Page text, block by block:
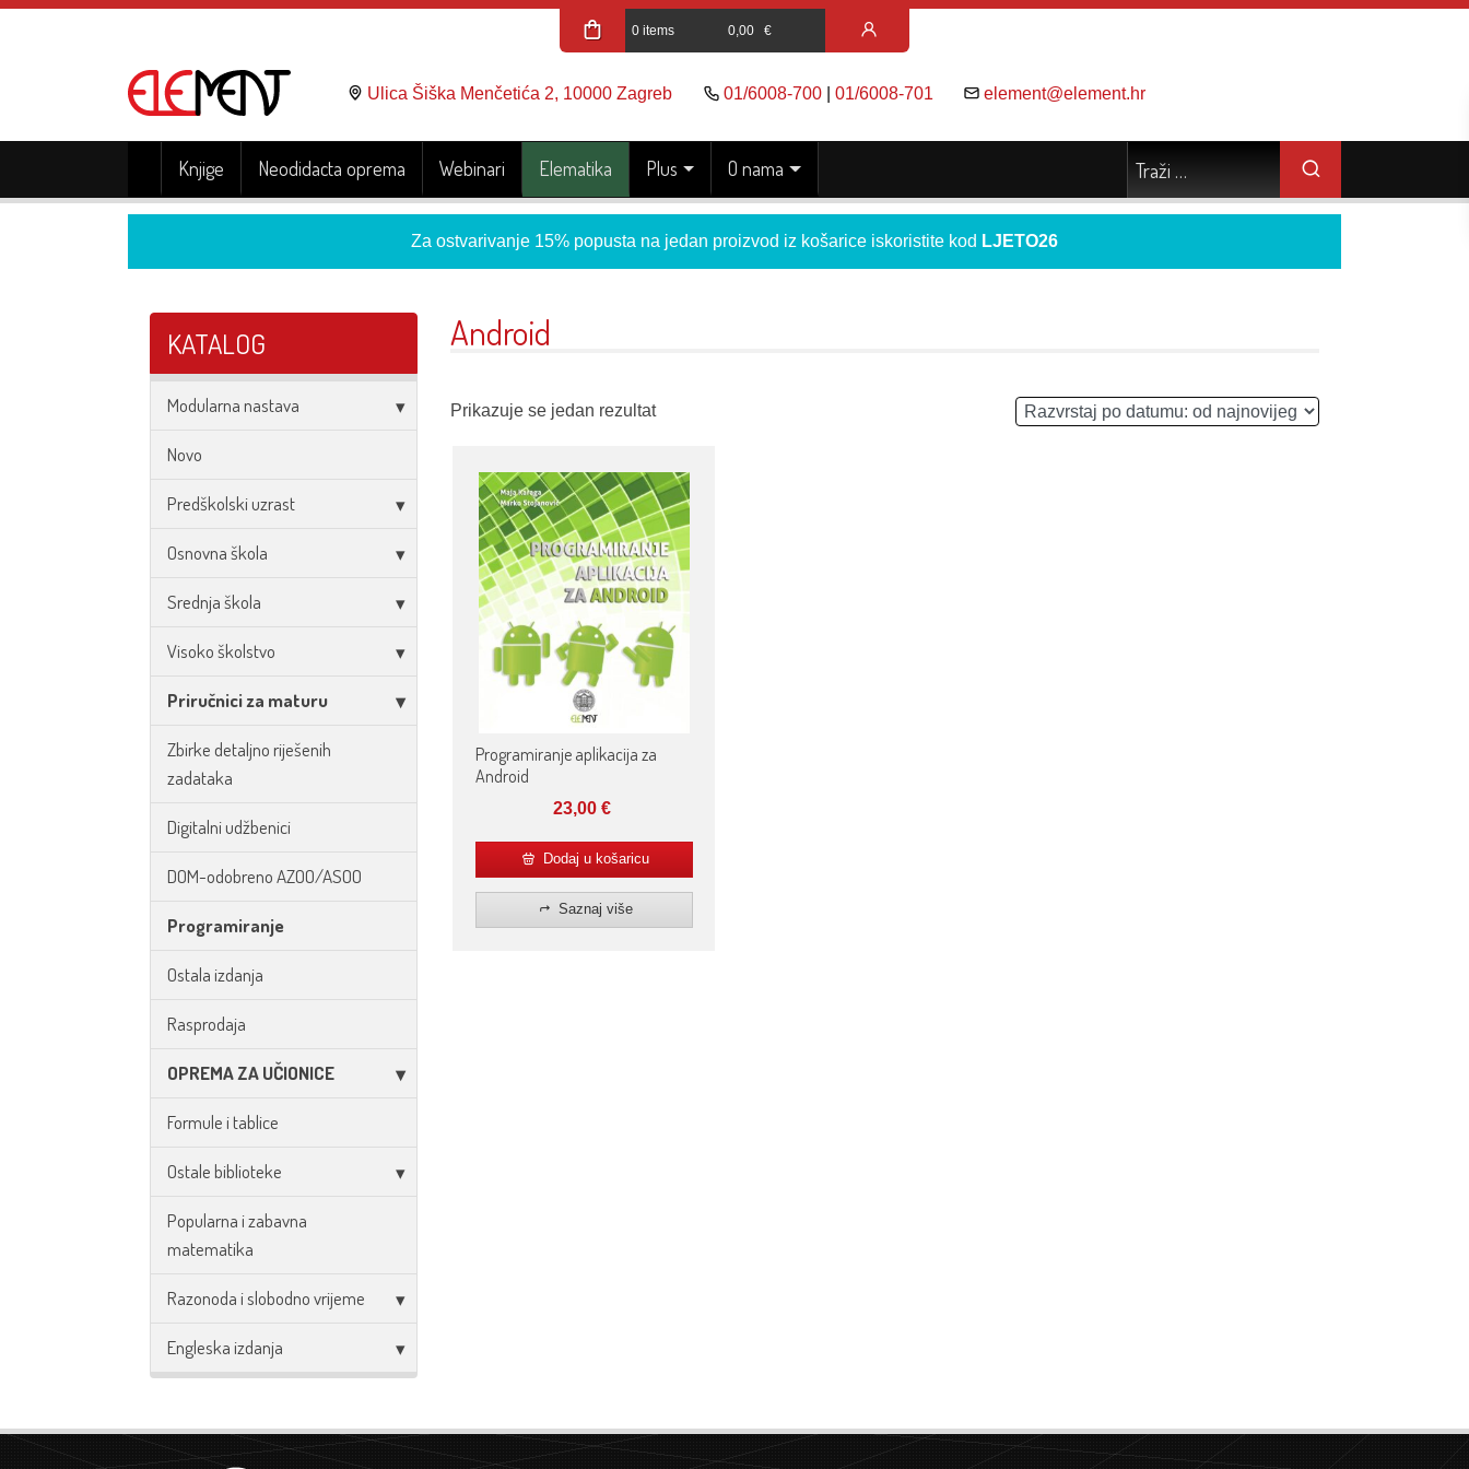
0 items 0,00 €
Ulica Šiška Menčetića 2, 10000 Zagreb 01/6008-700| 01/6008-701 element@element.hr
Knjige Neodidacta oprema Webinari Elematika Plus O nama
Za ostvarivanje 15% popusta na jedan proizvod iz košarice iskoristite kod LJETO26
KATALOG
Modularna nastava
Novo
Predškolski uzrast
Osnovna škola
Srednja škola
Visoko školstvo
Priručnici za maturu
Zbirke detaljno riješenih
zadataka
Digitalni udžbenici
DOM-odobreno AZOO/ASOO
Programiranje
Ostala izdanja
Rasprodaja
OPREMA ZA UČIONICE
Formule i tablice
Ostale biblioteke
Popularna i zabavna
matematika
Razonoda i slobodno vrijeme
Engleska izdanja
Android
Prikazuje se jedan rezultat
Programiranje aplikacija za
Android
23,00€
Dodaj u košaricu
Saznaj više